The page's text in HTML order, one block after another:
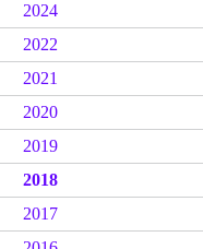
2024
2022
2021
2020
2019
2018
2017